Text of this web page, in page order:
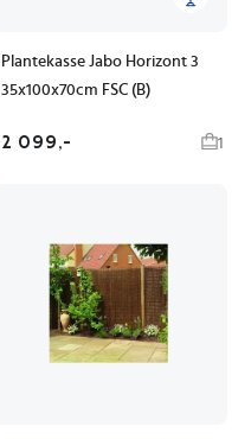
Plantekasse Jabo Horizont 3
35x100x70cm FSC (B)
2 099,- 1